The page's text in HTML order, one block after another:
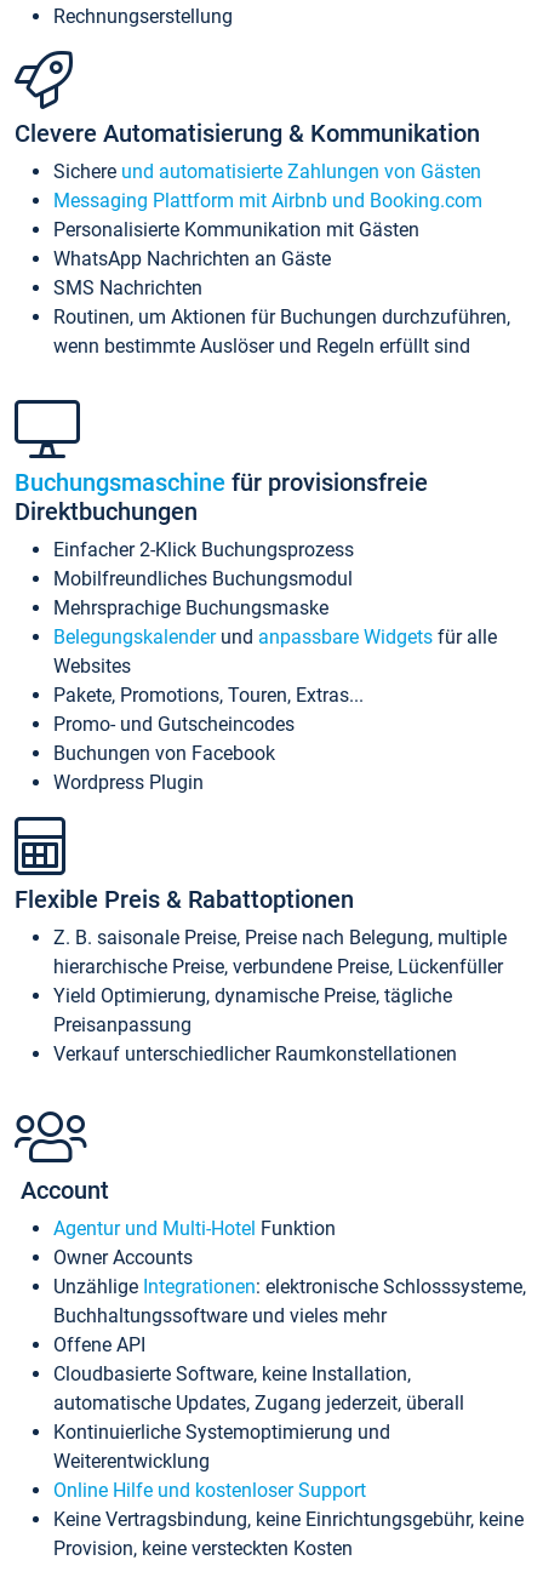
Rechnungserstellung
Clevere Automatisierung & Kommunikation
Sichere und automatisierte Zahlungen von Gästen
Messaging Plattform mit Airbnb und Booking.com
Personalisierte Kommunikation mit Gästen
WhatsApp Nachrichten an Gäste
SMS Nachrichten
Routinen, um Aktionen für Buchungen durchzuführen,
wenn bestimmte Auslöser und Regeln erfüllt sind
Buchungsmaschine für provisionsfreie
Direktbuchungen
Einfacher 2-Klick Buchungsprozess
Mobilfreundliches Buchungsmodul
Mehrsprachige Buchungsmaske
Belegungskalenderund anpassbare Widgets für alle
Websites
Pakete, Promotions, Touren, Extras...
Promo- und Gutscheincodes
Buchungen von Facebook
Wordpress Plugin
Flexible Preis & Rabattoptionen
Z. B. saisonale Preise, Preise nach Belegung, multiple
hierarchische Preise, verbundene Preise, Lückenfüller
Yield Optimierung, dynamische Preise, tägliche
Preisanpassung
Verkauf unterschiedlicher Raumkonstellationen
Account
Agentur und Multi-Hotel Funktion
Owner Accounts
Unzählige Integrationen: elektronische Schlosssysteme,
Buchhaltungssoftware und vieles mehr
Offene API
Cloudbasierte Software, keine Installation,
automatische Updates, Zugang jederzeit, überall
Kontinuierliche Systemoptimierung und
Weiterentwicklung
Online Hilfe und kostenloser Support
Keine Vertragsbindung, keine Einrichtungsgebühr, keine
Provision, keine versteckten Kosten